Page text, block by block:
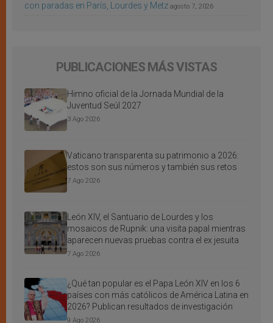
con paradas en París, Lourdes y Metz agosto 7, 2026
PUBLICACIONES MÁS VISTAS
Himno oficial de la Jornada Mundial de la
Juventud Seúl 2027
3 Ago 2026
Vaticano transparenta su patrimonio a 2026:
estos son sus números y también sus retos
7 Ago 2026
León XIV, el Santuario de Lourdes y los
mosaicos de Rupnik: una visita papal mientras
aparecen nuevas pruebas contra el ex jesuita
7 Ago 2026
¿Qué tan popular es el Papa León XIV en los 6
países con más católicos de América Latina en
2026? Publican resultados de investigación
9 Ago 2026